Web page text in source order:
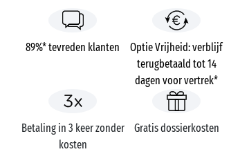
89%* tevreden klanten
Optie Vrijheid: verblijf
terugbetaald tot 14
dagen voor vertrek*
Betaling in 3 keer zonder
kosten
Gratis dossierkosten